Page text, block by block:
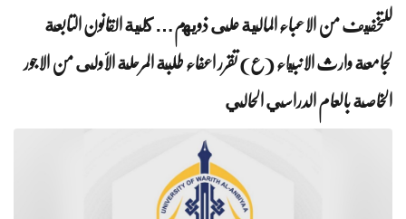
للتخفيف من الاعباء المالية على ذويهم… كلية القانون التابعة
لجامعة وارث الانبياء (ع) تقرر اعفاء طلبة المرحلة الأولى من الاجور
الخاصة بالعام الدراسي الحالي